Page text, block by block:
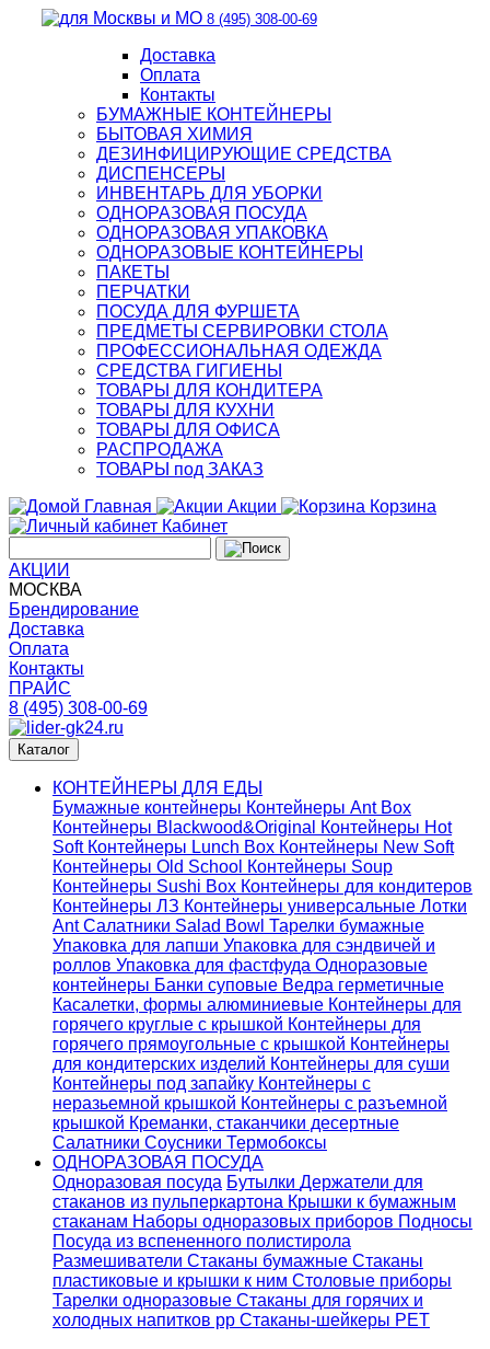
8 (495) 308-00-69
Доставка
Оплата
Контакты
БУМАЖНЫЕ КОНТЕЙНЕРЫ
БЫТОВАЯ ХИМИЯ
ДЕЗИНФИЦИРУЮЩИЕ СРЕДСТВА
ДИСПЕНСЕРЫ
ИНВЕНТАРЬ ДЛЯ УБОРКИ
ОДНОРАЗОВАЯ ПОСУДА
ОДНОРАЗОВАЯ УПАКОВКА
ОДНОРАЗОВЫЕ КОНТЕЙНЕРЫ
ПАКЕТЫ
ПЕРЧАТКИ
ПОСУДА ДЛЯ ФУРШЕТА
ПРЕДМЕТЫ СЕРВИРОВКИ СТОЛА
ПРОФЕССИОНАЛЬНАЯ ОДЕЖДА
СРЕДСТВА ГИГИЕНЫ
ТОВАРЫ ДЛЯ КОНДИТЕРА
ТОВАРЫ ДЛЯ КУХНИ
ТОВАРЫ ДЛЯ ОФИСА
РАСПРОДАЖА
ТОВАРЫ под ЗАКАЗ
Главная
Акции
Корзина
Кабинет
АКЦИИ
МОСКВА
Брендирование
Доставка
Оплата
Контакты
ПРАЙС
8 (495) 308-00-69
Каталог
КОНТЕЙНЕРЫ ДЛЯ ЕДЫ
Бумажные контейнеры Контейнеры Ant Box
Контейнеры Blackwood&Original
Контейнеры Hot
Soft Контейнеры Lunch Box Контейнеры New Soft
Контейнеры Old School Контейнеры Soup
Контейнеры Sushi Box Контейнеры для кондитеров
Контейнеры ЛЗ Контейнеры универсальные Лотки
AntСалатники Salad Bowl Тарелки бумажные
Упаковка для лапши Упаковка для сэндвичей и
роллов Упаковка для фастфуда Одноразовые
контейнеры Банки суповые Ведра герметичные
Касалетки, формы алюминиевые Контейнеры для
горячего круглые с крышкой Контейнеры для
горячего прямоугольные с крышкой Контейнеры
для кондитерских изделий Контейнеры для суши
Контейнеры под запайку Контейнеры с
неразьемной крышкой Контейнеры с разъемной
крышкой Креманки, стаканчики десертные
Салатники Соусники Термобоксы
ОДНОРАЗОВАЯ ПОСУДА
Одноразовая посуда Бутылки Держатели для
стаканов из пульперкартона Крышки к бумажным
стаканам Наборы одноразовых приборов Подносы
Посуда из вспененного полистирола
Размешиватели Стаканы бумажные Стаканы
пластиковые и крышки к ним Столовые приборы
Тарелки одноразовые Стаканы для горячих и
холодных напитков pp Стаканы-шейкеры PET